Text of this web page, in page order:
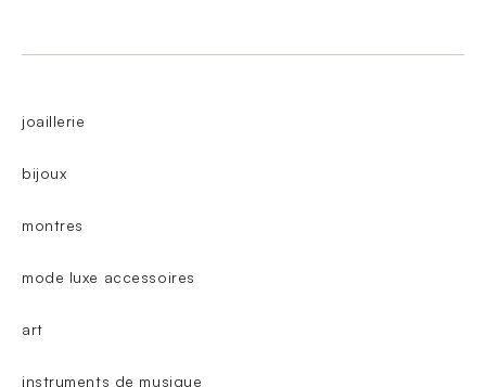
joaillerie
bijoux
montres
mode luxe accessoires
art
instruments de musique